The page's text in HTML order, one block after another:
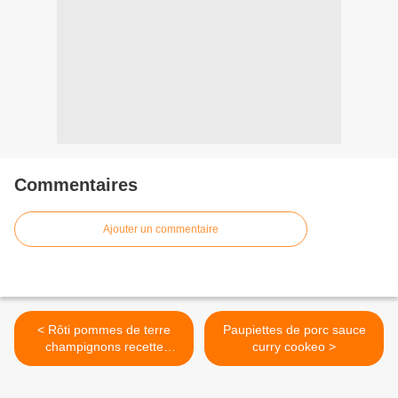
Commentaires
Ajouter un commentaire
< Rôti pommes de terre
champignons recette
cookeo
Paupiettes de porc sauce
curry cookeo >